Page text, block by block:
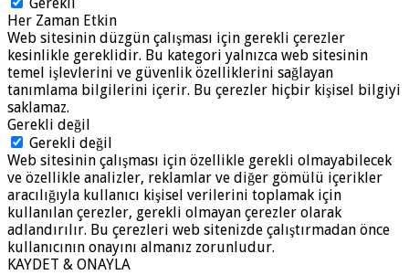
Gerekli
Her Zaman Etkin
Web sitesinin düzgün çalışması için gerekli çerezler
kesinlikle gereklidir. Bu kategori yalnızca web sitesinin
temel işlevlerini ve güvenlik özelliklerini sağlayan
tanımlama bilgilerini içerir. Bu çerezler hiçbir kişisel bilgiyi
saklamaz.
Gerekli değil
Gerekli değil
Web sitesinin çalışması için özellikle gerekli olmayabilecek
ve özellikle analizler, reklamlar ve diğer gömülü içerikler
aracılığıyla kullanıcı kişisel verilerini toplamak için
kullanılan çerezler, gerekli olmayan çerezler olarak
adlandırılır. Bu çerezleri web sitenizde çalıştırmadan önce
kullanıcının onayını almanız zorunludur.
KAYDET & ONAYLA